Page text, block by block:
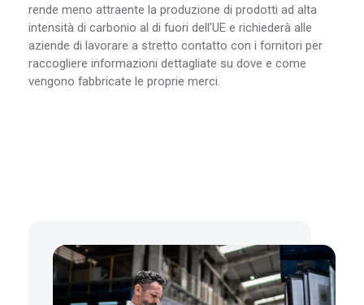
rende meno attraente la produzione di prodotti ad alta
intensità di carbonio al di fuori dell’UE e richiederà alle
aziende di lavorare a stretto contatto con i fornitori per
raccogliere informazioni dettagliate su dove e come
vengono fabbricate le proprie merci.